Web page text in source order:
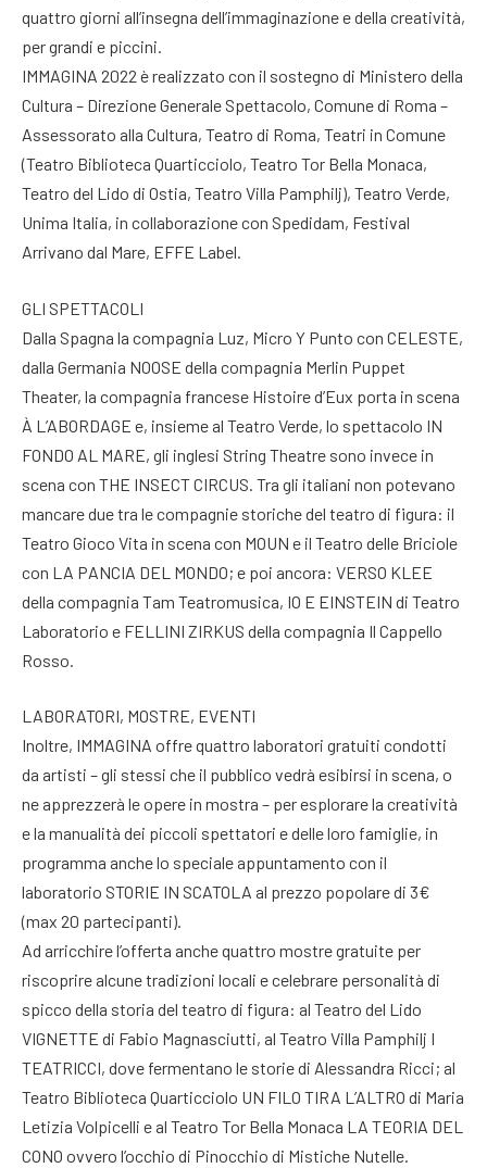
quattro giorni all’insegna dell’immaginazione e della creatività,
per grandi e piccini.
IMMAGINA 2022 è realizzato con il sostegno di Ministero della
Cultura – Direzione Generale Spettacolo, Comune di Roma –
Assessorato alla Cultura, Teatro di Roma, Teatri in Comune
(Teatro Biblioteca Quarticciolo, Teatro Tor Bella Monaca,
Teatro del Lido di Ostia, Teatro Villa Pamphilj), Teatro Verde,
Unima Italia, in collaborazione con Spedidam, Festival
Arrivano dal Mare, EFFE Label.
GLI SPETTACOLI
Dalla Spagna la compagnia Luz, Micro Y Punto con CELESTE,
dalla Germania NOOSE della compagnia Merlin Puppet
Theater, la compagnia francese Histoire d’Eux porta in scena
À L’ABORDAGE e, insieme al Teatro Verde, lo spettacolo IN
FONDO AL MARE, gli inglesi String Theatre sono invece in
scena con THE INSECT CIRCUS. Tra gli italiani non potevano
mancare due tra le compagnie storiche del teatro di figura: il
Teatro Gioco Vita in scena con MOUN e il Teatro delle Briciole
con LA PANCIA DEL MONDO; e poi ancora: VERSO KLEE
della compagnia Tam Teatromusica, IO E EINSTEIN di Teatro
Laboratorio e FELLINI ZIRKUS della compagnia Il Cappello
Rosso.
LABORATORI, MOSTRE, EVENTI
Inoltre, IMMAGINA offre quattro laboratori gratuiti condotti
da artisti – gli stessi che il pubblico vedrà esibirsi in scena, o
ne apprezzerà le opere in mostra – per esplorare la creatività
e la manualità dei piccoli spettatori e delle loro famiglie, in
programma anche lo speciale appuntamento con il
laboratorio STORIE IN SCATOLA al prezzo popolare di 3€
(max 20 partecipanti).
Ad arricchire l’offerta anche quattro mostre gratuite per
riscoprire alcune tradizioni locali e celebrare personalità di
spicco della storia del teatro di figura: al Teatro del Lido
VIGNETTE di Fabio Magnasciutti, al Teatro Villa Pamphilj I
TEATRICCI, dove fermentano le storie di Alessandra Ricci; al
Teatro Biblioteca Quarticciolo UN FILO TIRA L’ALTRO di Maria
Letizia Volpicelli e al Teatro Tor Bella Monaca LA TEORIA DEL
CONO ovvero l’occhio di Pinocchio di Mistiche Nutelle.